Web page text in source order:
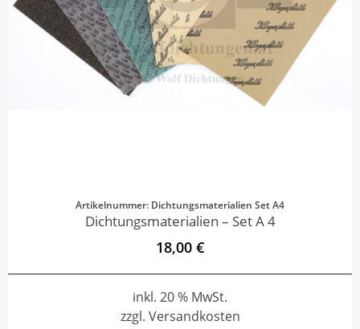
Artikelnummer: Dichtungsmaterialien Set A4
Dichtungsmaterialien – Set A 4
18,00 €
inkl. 20 % MwSt.
zzgl. Versandkosten